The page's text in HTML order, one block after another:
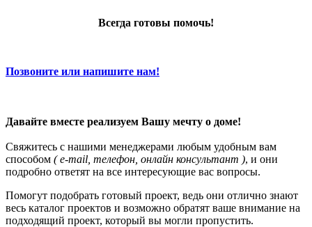
Всегда готовы помочь!
Позвоните или напишите нам!
Давайте вместе реализуем Вашу мечту о доме!
Свяжитесь с нашими менеджерами любым удобным вам
способом ( e-mail, телефон, онлайн консультант ), и они
подробно ответят на все интересующие вас вопросы.
Помогут подобрать готовый проект, ведь они отлично знают
весь каталог проектов и возможно обратят ваше внимание на
подходящий проект, который вы могли пропустить.